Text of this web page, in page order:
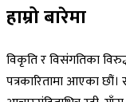
हाम्रो बारेमा
विकृति र विसंगतिका
पत्रकारितामा आएका